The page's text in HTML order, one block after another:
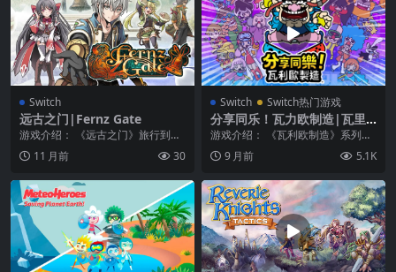
Switch
远古之门|Fernz Gate
游戏介绍： 《远古之门》旅行到另
一边和更远的地方，在幻想RPG中
找到回家的路！ ...
11 月前 30
Switch Switch热门游戏
分享同乐！瓦力欧制造|瓦里
奥制造|WarioWare: Get It T
ogether!中文
游戏介绍： 《瓦利欧制造》系列的
最新作品，《分享同乐！瓦利欧制
造》在 Ninte...
9 月前 5.1K